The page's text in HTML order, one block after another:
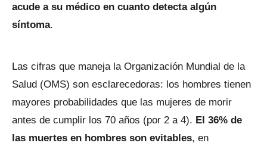
acude a su médico en cuanto detecta algún
síntoma.
Las cifras que maneja la Organización Mundial de la
Salud (OMS) son esclarecedoras: los hombres tienen
mayores probabilidades que las mujeres de morir
antes de cumplir los 70 años (por 2 a 4). El 36% de
las muertes en hombres son evitables, en